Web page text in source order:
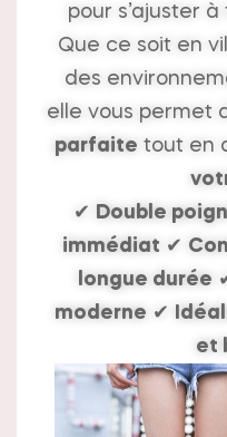
pour s’ajuster
Que ce soit en
des
elle vous permet
parfaite tout en
✔ Double
immédiat ✔
longue durée
moderne ✔
et